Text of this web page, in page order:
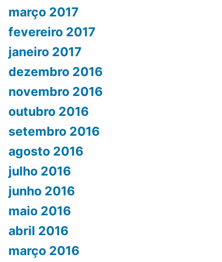
março 2017
fevereiro 2017
janeiro 2017
dezembro 2016
novembro 2016
outubro 2016
setembro 2016
agosto 2016
julho 2016
junho 2016
maio 2016
abril 2016
março 2016